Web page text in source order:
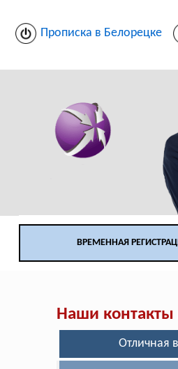
Прописка в Белорецке
ВРЕМЕННАЯ
Наши контакты
Отличная